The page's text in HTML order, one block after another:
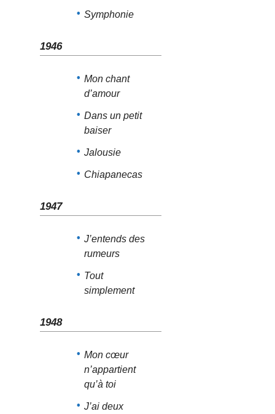
Symphonie
1946
Mon chant
d’amour
Dans un petit
baiser
Jalousie
Chiapanecas
1947
J’entends des
rumeurs
Tout
simplement
1948
Mon cœur
n’appartient
qu’à toi
J’ai deux